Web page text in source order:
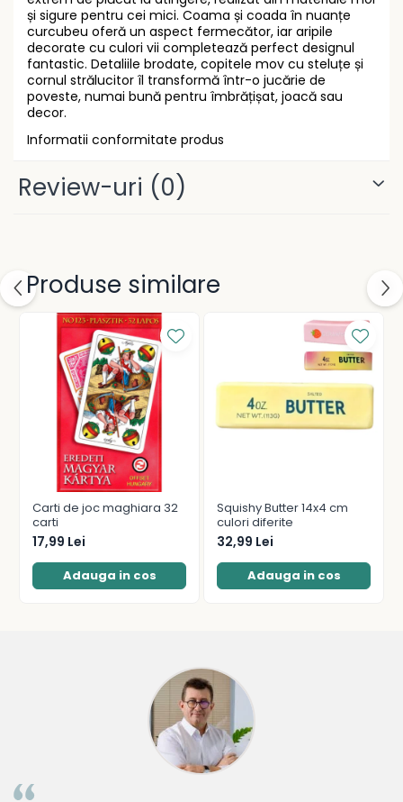
Rucsacuri școlare și casual
Ghiozdane pentru grădinită
Trollere pentru copii
Penare
Penare echipate
Penare neechipate
Acuarele și pensule școlare
Gramatică și vocabulare
și sigure pentru cei mici. Coama și coada în nuanțe
curcubeu oferă un aspect fermecător, iar aripile
decorate cu culori vii completează perfect designul
fantastic. Detaliile brodate, copitele mov cu steluțe și
cornul strălucitor îl transformă într-o jucărie de
poveste, numai bună pentru îmbrățișat, joacă sau
decor.
Informatii conformitate produs
Review-uri (0)
Produse similare
Carti de joc maghiara 32
carti
17,99 Lei
Adauga in cos
Squishy Butter 14x4 cm
culori diferite
32,99 Lei
Adauga in cos